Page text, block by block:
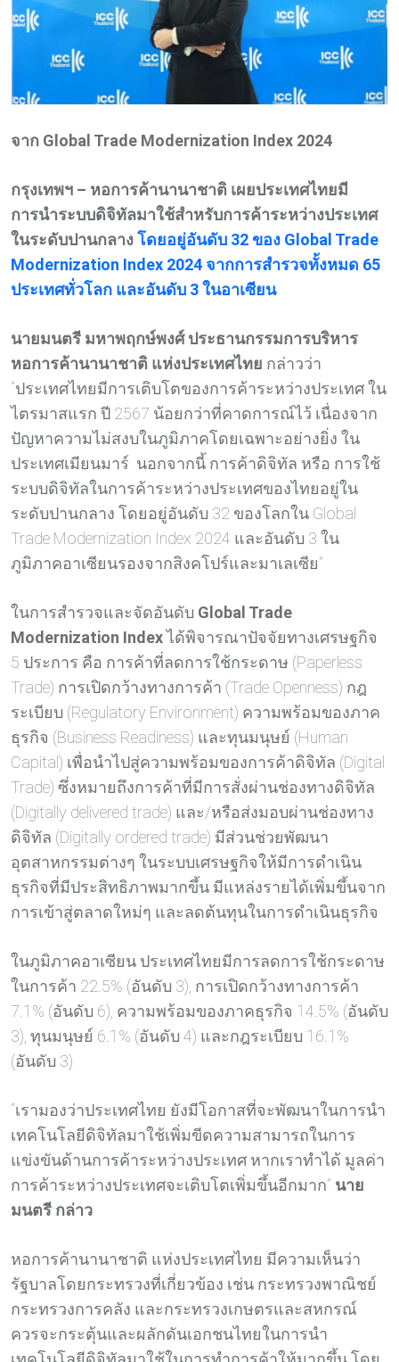
จาก Global Trade Modernization Index 2024
กรุงเทพฯ – หอการค้านานาชาติ เผยประเทศไทยมี
การนำระบบดิจิทัลมาใช้สำหรับการค้าระหว่างประเทศ
ในระดับปานกลางโดยอยู่อันดับ 32 ของ Global Trade
Modernization Index 2024 จากการสำรวจทั้งหมด 65
ประเทศทั่วโลก และอันดับ 3 ในอาเซียน
นายมนตรี มหาพฤกษ์พงศ์ ประธานกรรมการบริหาร
หอการค้านานาชาติ แห่งประเทศไทย กล่าวว่า
“ประเทศไทยมีการเติบโตของการค้าระหว่างประเทศ ใน
ไตรมาสแรก ปี 2567 น้อยกว่าที่คาดการณ์ไว้ เนื่องจาก
ปัญหาความไม่สงบในภูมิภาคโดยเฉพาะอย่างยิ่ง ใน
ประเทศเมียนมาร์ นอกจากนี้ การค้าดิจิทัล หรือ การใช้
ระบบดิจิทัลในการค้าระหว่างประเทศของไทยอยู่ใน
ระดับปานกลาง โดยอยู่อันดับ 32 ของโลกใน Global
Trade Modernization Index 2024 และอันดับ 3 ใน
ภูมิภาคอาเซียนรองจากสิงคโปร์และมาเลเซีย”
ในการสำรวจและจัดอันดับ Global Trade
Modernization Indexได้พิจารณาปัจจัยทางเศรษฐกิจ
5 ประการ คือ การค้าที่ลดการใช้กระดาษ (Paperless
Trade) การเปิดกว้างทางการค้า (Trade Openness) กฎ
ระเบียบ (Regulatory Environment) ความพร้อมของภาค
ธุรกิจ (Business Readiness) และทุนมนุษย์ (Human
Capital) เพื่อนำไปสู่ความพร้อมของการค้าดิจิทัล (Digital
Trade) ซึ่งหมายถึงการค้าที่มีการสั่งผ่านช่องทางดิจิทัล
(Digitally delivered trade) และ/หรือส่งมอบผ่านช่องทาง
ดิจิทัล (Digitally ordered trade) มีส่วนช่วยพัฒนา
อุตสาหกรรมต่างๆ ในระบบเศรษฐกิจให้มีการดำเนิน
ธุรกิจที่มีประสิทธิภาพมากขึ้น มีแหล่งรายได้เพิ่มขึ้นจาก
การเข้าสู่ตลาดใหม่ๆ และลดต้นทุนในการดำเนินธุรกิจ
ในภูมิภาคอาเซียน ประเทศไทยมีการลดการใช้กระดาษ
ในการค้า 22.5% (อันดับ 3), การเปิดกว้างทางการค้า
7.1% (อันดับ 6), ความพร้อมของภาคธุรกิจ 14.5% (อันดับ
3), ทุนมนุษย์ 6.1% (อันดับ 4) และกฎระเบียบ 16.1%
(อันดับ 3)
“เรามองว่าประเทศไทย ยังมีโอกาสที่จะพัฒนาในการนำ
เทคโนโลยีดิจิทัลมาใช้เพิ่มขีดความสามารถในการ
แข่งขันด้านการค้าระหว่างประเทศ หากเราทำได้ มูลค่า
การค้าระหว่างประเทศจะเติบโตเพิ่มขึ้นอีกมาก” นาย
มนตรี กล่าว
หอการค้านานาชาติ แห่งประเทศไทย มีความเห็นว่า
รัฐบาลโดยกระทรวงที่เกี่ยวข้อง เช่น กระทรวงพาณิชย์
กระทรวงการคลัง และกระทรวงเกษตรและสหกรณ์
ควรจะกระตุ้นและผลักดันเอกชนไทยในการนำ